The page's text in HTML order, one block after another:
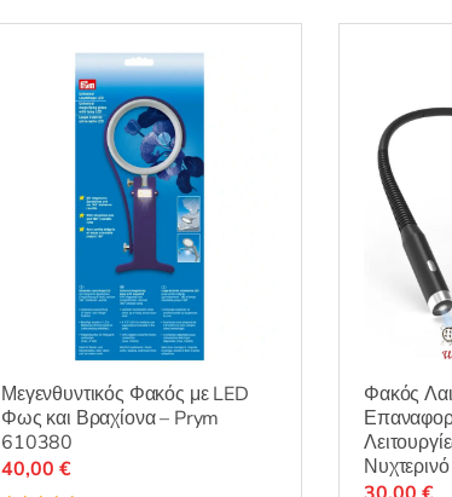
Μεγενθυντικός Φακός με LED
Φως και Βραχίονα – Prym
610380
40,00 €
Φακός